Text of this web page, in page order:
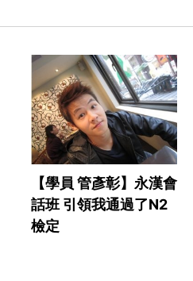
【學員 管彥彰】永漢會
話班 引領我通過了N2
檢定